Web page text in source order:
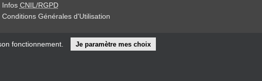
Infos CNIL/RGPD
Conditions Générales d'Utilisation
fonctionnement. Je paramètre mes choix